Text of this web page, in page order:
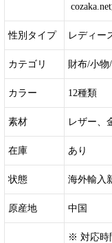
性別タイプ レディー
カテゴリ 財布/小物
カラー 12種類
素材 レザー、
在庫 あり
状態 海外輸入
原産地 中国
※ 対応時